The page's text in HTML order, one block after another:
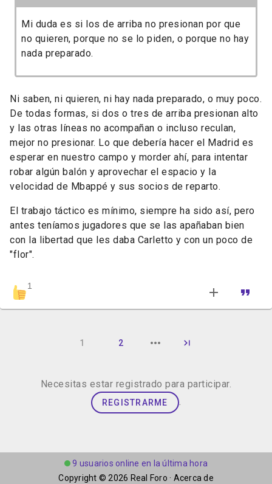
Mi duda es si los de arriba no presionan por que
no quieren, porque no se lo piden, o porque no hay
nada preparado.
Ni saben, ni quieren, ni hay nada preparado, o muy poco.
De todas formas, si dos o tres de arriba presionan alto
y las otras líneas no acompañan o incluso reculan,
mejor no presionar. Lo que debería hacer el Madrid es
esperar en nuestro campo y morder ahí, para intentar
robar algún balón y aprovechar el espacio y la
velocidad de Mbappé y sus socios de reparto.
El trabajo táctico es mínimo, siempre ha sido así, pero
antes teníamos jugadores que se las apañaban bien
con la libertad que les daba Carletto y con un poco de
"flor".
1
1 2
Necesitas estar registrado para participar.
REGISTRARME .
9 usuarios online en la última hora
Copyright © 2026 Real Foro · Acerca de